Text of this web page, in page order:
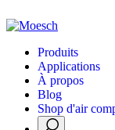
Produits
Applications
À propos
Blog
Shop d'air